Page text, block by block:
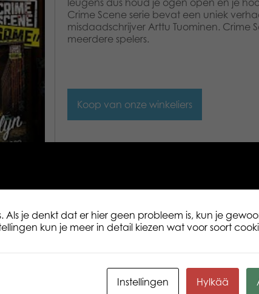
leugens dus houd je ogen open en je
Crime Scene serie bevat een uniek
misdaadschrijver Arttu Tuominen. Crime
meerdere spelers.
Koop van onze winkeliers
Een lichaam wordt gevonden in de
nachtclub in Moskou. Wie is hij en hoe
Voer een onderzoek uit in de
Sovjetmacht, verteerd door corruptie.
geheimen en vertelt leugens dus
Als je denkt dat er hier geen probleem is, kun je
kun je meer in detail kiezen wat voor soort
Instellingen Hylkää